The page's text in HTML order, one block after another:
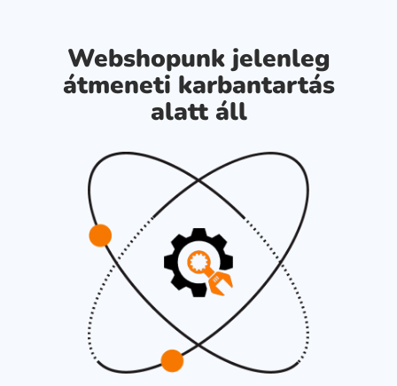
Webshopunk jelenleg
átmeneti karbantartás
alatt áll